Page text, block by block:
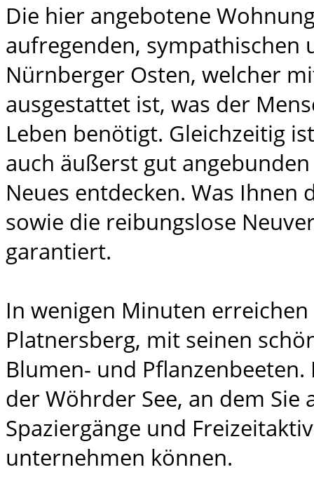
Die hier angebotene
aufregenden, sympathischen
Nürnberger Osten, welcher
ausgestattet ist, was der
Leben benötigt. Gleichzeitig
auch äußerst gut
Neues entdecken. Was Ihnen
sowie die reibungslose
garantiert.
In wenigen Minuten
Platnersberg, mit seinen
Blumen- und
der Wöhrder See, an dem Sie
Spaziergänge und
unternehmen können.